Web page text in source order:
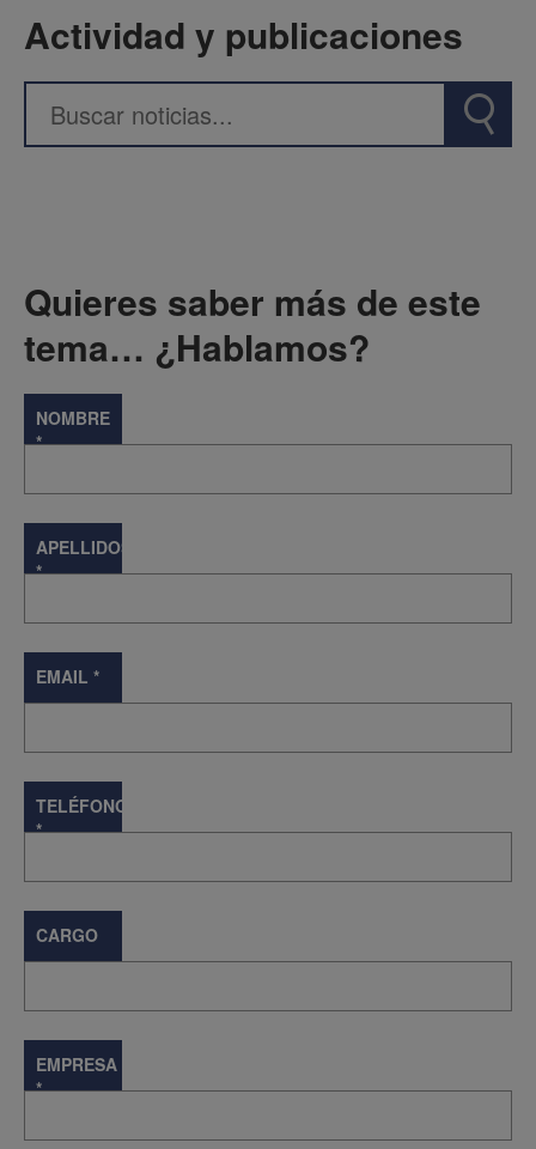
Actividad y publicaciones
Quieres saber más de este
tema… ¿Hablamos?
NOMBRE
*
APELLIDOS
*
EMAIL *
TELÉFONO
*
CARGO
EMPRESA
*